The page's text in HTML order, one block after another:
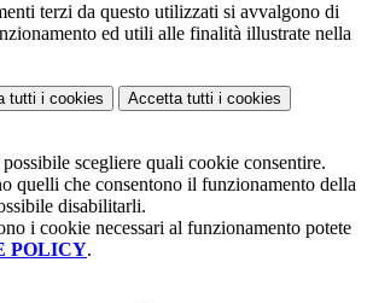
terzi da questo utilizzati si avvalgono di
ed utili alle finalità illustrate nella
tutti i cookies Accetta tutti i cookies
scegliere quali cookie consentire.
quelli che consentono il funzionamento della
disabilitarli.
i cookie necessari al funzionamento potete
POLICY.